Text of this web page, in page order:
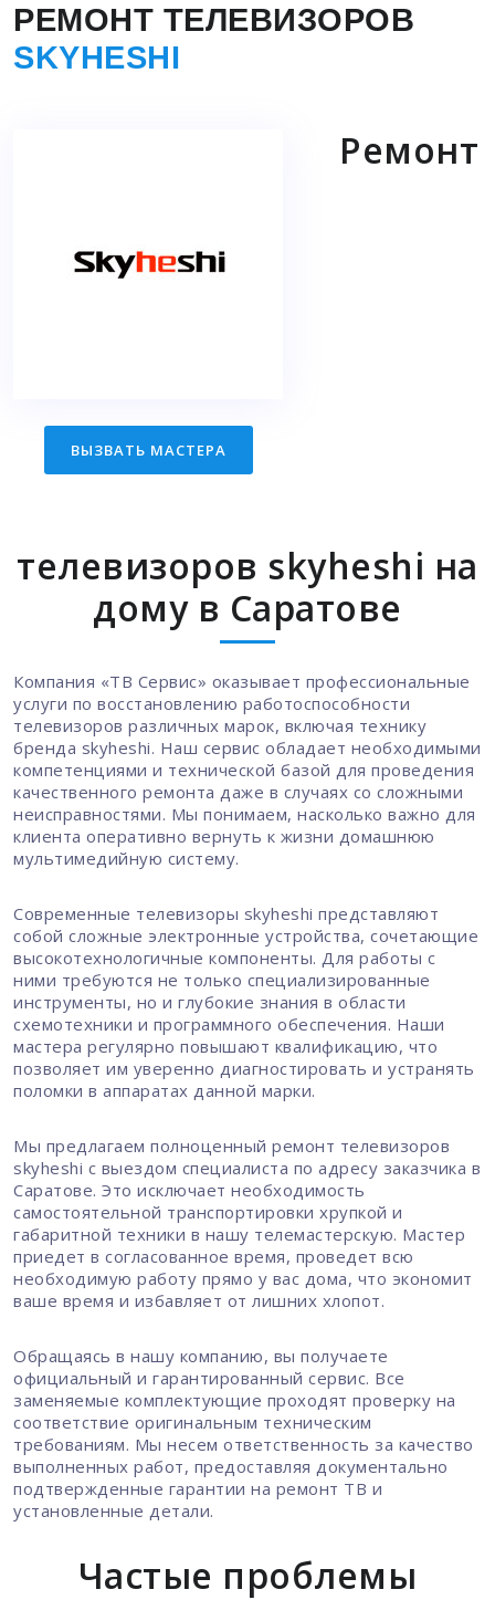
РЕМОНТ ТЕЛЕВИЗОРОВ
SKYHESHI
ВЫЗВАТЬ МАСТЕРА
Ремонт
телевизоров skyheshi на
дому в Саратове
Компания «ТВ Сервис» оказывает профессиональные
услуги по восстановлению работоспособности
телевизоров различных марок, включая технику
бренда skyheshi. Наш сервис обладает необходимыми
компетенциями и технической базой для проведения
качественного ремонта даже в случаях со сложными
неисправностями. Мы понимаем, насколько важно для
клиента оперативно вернуть к жизни домашнюю
мультимедийную систему.
Современные телевизоры skyheshi представляют
собой сложные электронные устройства, сочетающие
высокотехнологичные компоненты. Для работы с
ними требуются не только специализированные
инструменты, но и глубокие знания в области
схемотехники и программного обеспечения. Наши
мастера регулярно повышают квалификацию, что
позволяет им уверенно диагностировать и устранять
поломки в аппаратах данной марки.
Мы предлагаем полноценный ремонт телевизоров
skyheshi с выездом специалиста по адресу заказчика в
Саратове. Это исключает необходимость
самостоятельной транспортировки хрупкой и
габаритной техники в нашу телемастерскую. Мастер
приедет в согласованное время, проведет всю
необходимую работу прямо у вас дома, что экономит
ваше время и избавляет от лишних хлопот.
Обращаясь в нашу компанию, вы получаете
официальный и гарантированный сервис. Все
заменяемые комплектующие проходят проверку на
соответствие оригинальным техническим
требованиям. Мы несем ответственность за качество
выполненных работ, предоставляя документально
подтвержденные гарантии на ремонт ТВ и
установленные детали.
Частые проблемы